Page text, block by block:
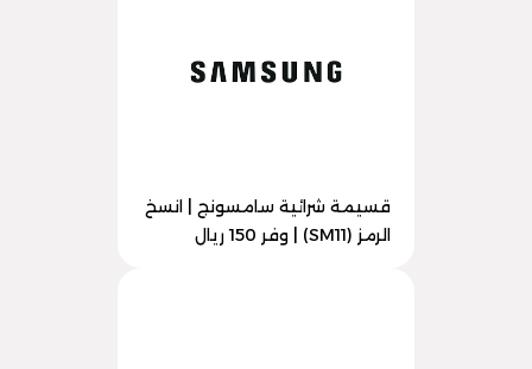
قسيمة شرائية سامسونج | انسخ
الرمز (SM11) | وفر 150 ريال